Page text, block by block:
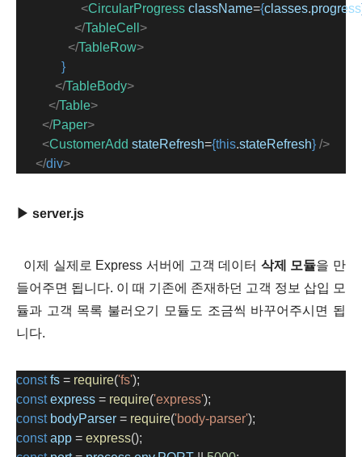
<CircularProgress className={classes.progress
</TableCell >
</TableRow>
}
</TableBody>
</Table>
</Paper>
<CustomerAdd stateRefresh={this.stateRefresh} />
</div>
▶ server.js
이제 실제로 Express 서버에 고객 데이터 삭제 모듈을 만
들어주면 됩니다. 이 때 기존에 존재하던 고객 정보 삽입 모
듈과 고객 목록 불러오기 모듈도 조금씩 바꾸어주시면 됩
니다.
const fs = require('fs');
const express = require('express');
const bodyParser = require('body-parser');
const app = express();